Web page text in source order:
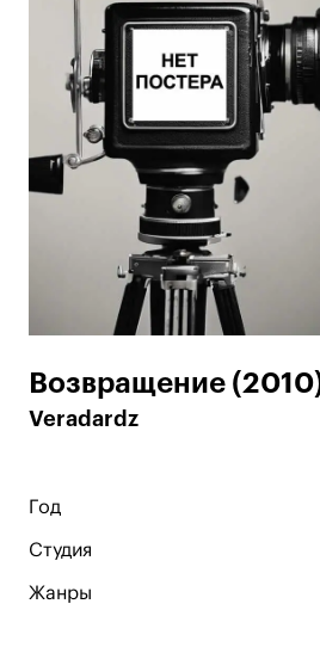
Возвращение
Veradardz
Год
Студия
Жанры